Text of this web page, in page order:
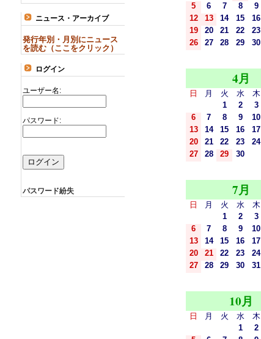
ニュース・アーカイブ
発行年別・月別にニュース
を読む（ここをクリック）
ログイン
ユーザー名:
パスワード:
パスワード紛失
5
6 7 8 9
12
13 14 15 16
19
20 21 22 23
26
27 28 29 30
4月
日 月 火 水 木
1
2 3
6
7 8 9 10
13
14 15 16 17
20
21 22 23 24
27
28 29 30
7月
日 月 火 水 木
1
2 3
6
7 8 9 10
13
14 15 16 17
20
21 22 23 24
27
28 29 30 31
10月
日 月 火 水 木
1
2